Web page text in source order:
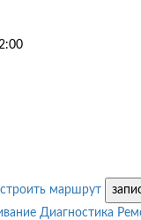
маршрут
Диагностика